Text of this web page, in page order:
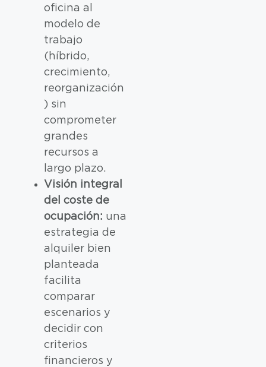
oficina al
modelo de
trabajo
(híbrido,
crecimiento,
reorganización
) sin
comprometer
grandes
recursos a
largo plazo.
Visión integral
del coste de
ocupación: una
estrategia de
alquiler bien
planteada
facilita
comparar
escenarios y
decidir con
criterios
financieros y